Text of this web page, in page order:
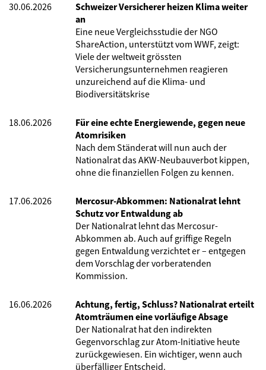
30.06.2026
Schweizer Versicherer heizen Klima weiter
an
Eine neue Vergleichsstudie der NGO
ShareAction, unterstützt vom WWF, zeigt:
Viele der weltweit grössten
Versicherungsunternehmen reagieren
unzureichend auf die Klima- und
Biodiversitätskrise
18.06.2026
Für eine echte Energiewende, gegen neue
Atomrisiken
Nach dem Ständerat will nun auch der
Nationalrat das AKW-Neubauverbot kippen,
ohne die finanziellen Folgen zu kennen.
17.06.2026
Mercosur-Abkommen: Nationalrat lehnt
Schutz vor Entwaldung ab
Der Nationalrat lehnt das Mercosur-
Abkommen ab. Auch auf griffige Regeln
gegen Entwaldung verzichtet er – entgegen
dem Vorschlag der vorberatenden
Kommission.
16.06.2026
Achtung, fertig, Schluss? Nationalrat erteilt
Atomträumen eine vorläufige Absage
Der Nationalrat hat den indirekten
Gegenvorschlag zur Atom-Initiative heute
zurückgewiesen. Ein wichtiger, wenn auch
überfälliger Entscheid.